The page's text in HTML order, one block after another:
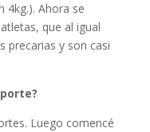
4kg.). Ahora se
que al igual
precarias y son casi
Luego comencé